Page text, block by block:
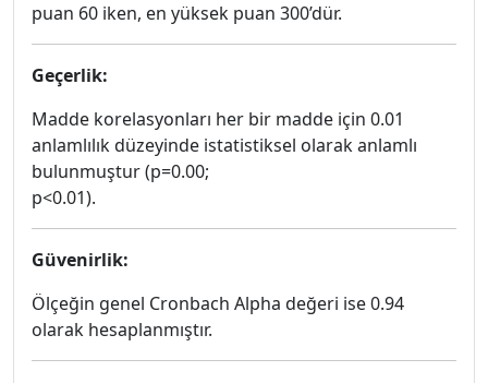
puan 60 iken, en yüksek puan 300’dür.
Geçerlik:
Madde korelasyonları her bir madde için 0.01
anlamlılık düzeyinde istatistiksel olarak anlamlı
bulunmuştur (p=0.00;
p<0.01).
Güvenirlik:
Ölçeğin genel Cronbach Alpha değeri ise 0.94
olarak hesaplanmıştır.